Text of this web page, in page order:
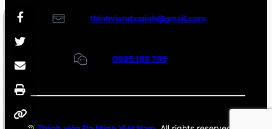
thinhviendaminh@gmail.com
0985 188 795